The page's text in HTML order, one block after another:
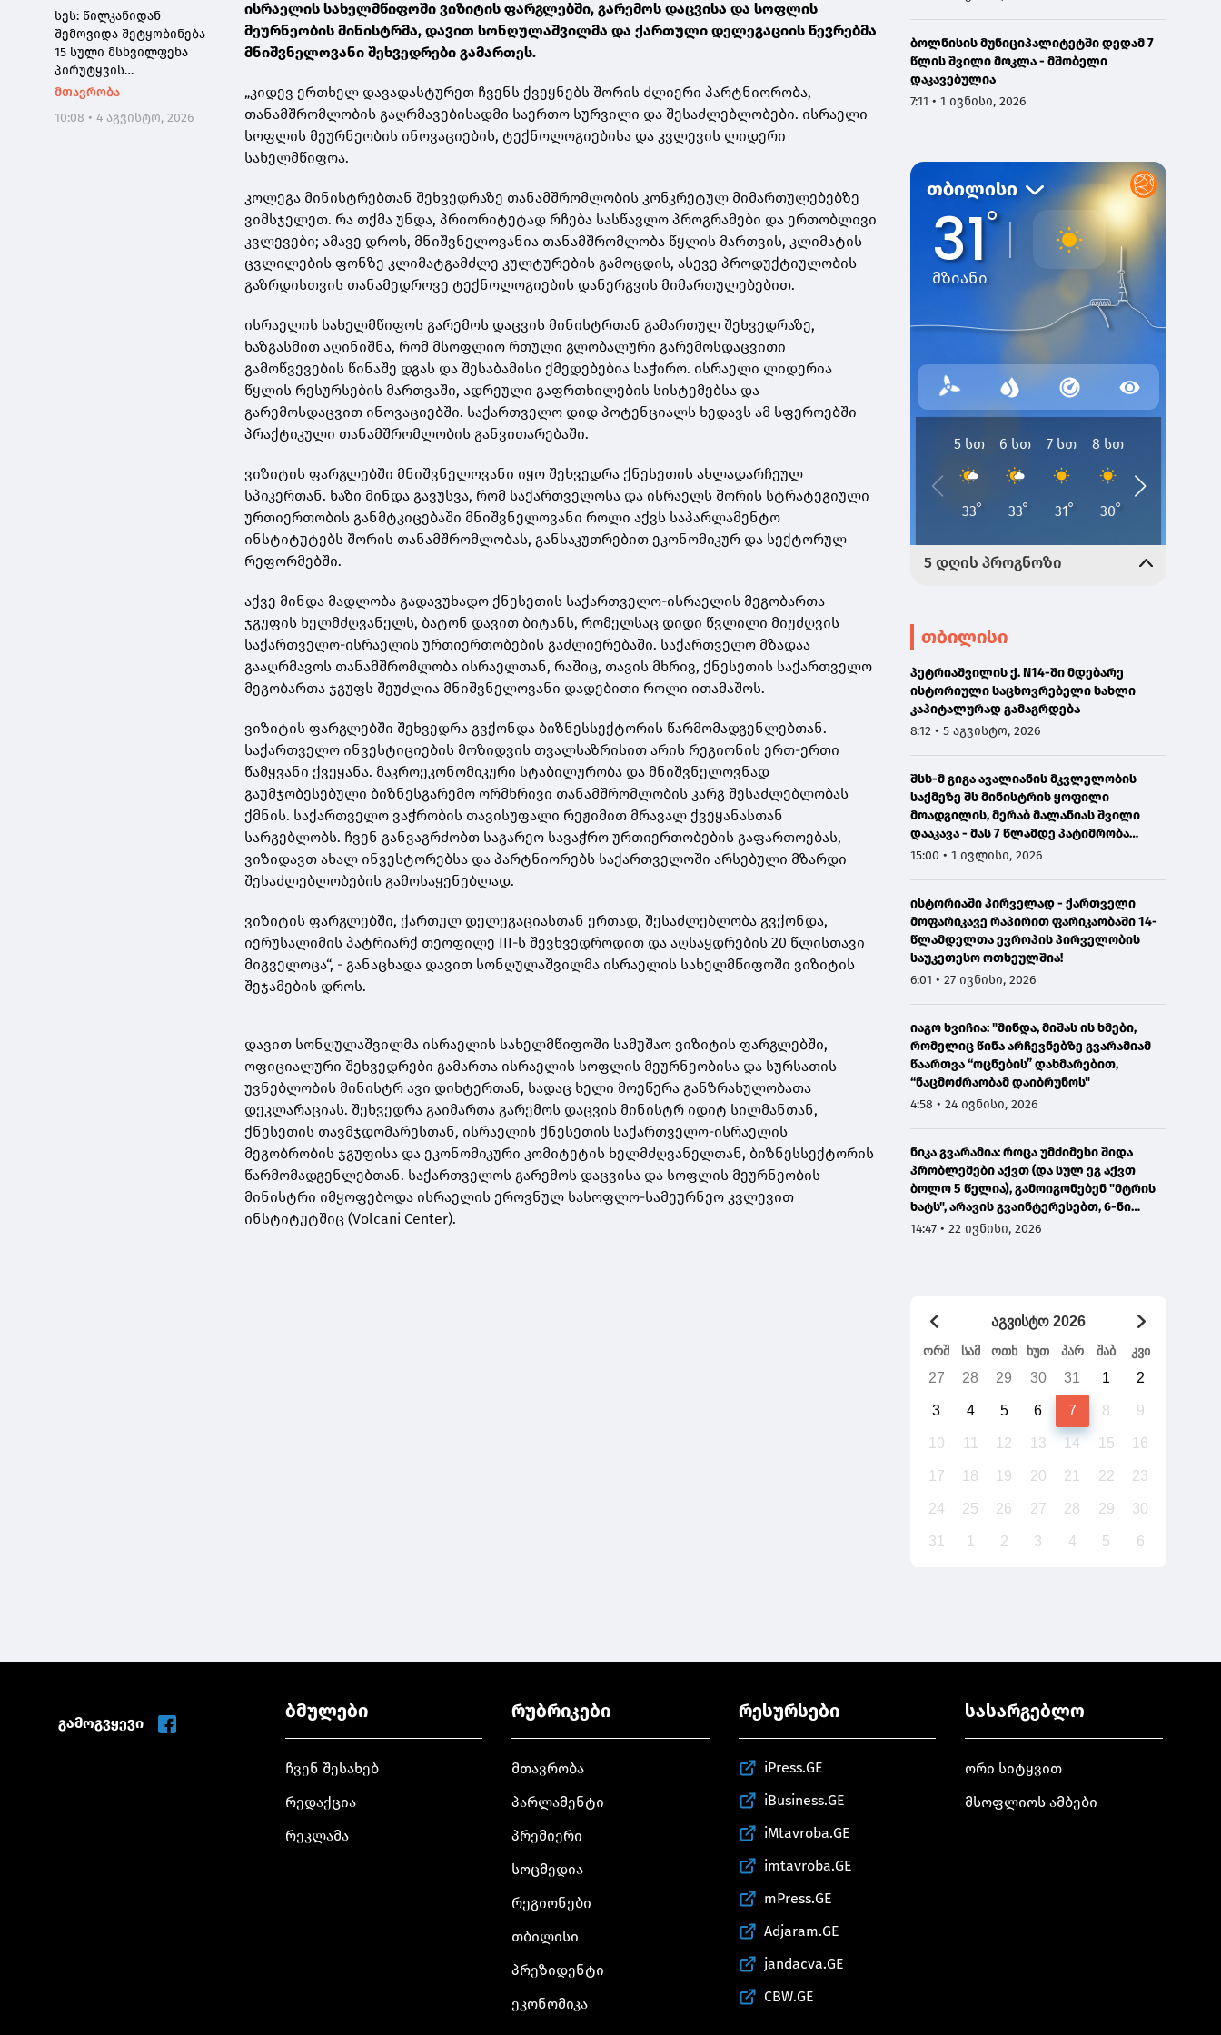
სეს: წილკანიდან
შემოვიდა შეტყობინება
15 სული მსხვილფეხა
პირუტყვის
ინტოქსიკაციის შესახებ -
ჯანმრთელობისთვის
მთავრობა
10:08 • 4 აგვისტო, 2026
ისრაელის სახელმწიფოში ვიზიტის ფარგლებში, გარემოს დაცვისა და სოფლის
მეურნეობის მინისტრმა, დავით სონღულაშვილმა და ქართული დელეგაციის წევრებმა
მნიშვნელოვანი შეხვედრები გამართეს.
„კიდევ ერთხელ დავადასტურეთ ჩვენს ქვეყნებს შორის ძლიერი პარტნიორობა,
თანამშრომლობის გაღრმავებისადმი საერთო სურვილი და შესაძლებლობები. ისრაელი
სოფლის მეურნეობის ინოვაციების, ტექნოლოგიებისა და კვლევის ლიდერი
სახელმწიფოა.
კოლეგა მინისტრებთან შეხვედრაზე თანამშრომლობის კონკრეტულ მიმართულებებზე
ვიმსჯელეთ. რა თქმა უნდა, პრიორიტეტად რჩება სასწავლო პროგრამები და ერთობლივი
კვლევები; ამავე დროს, მნიშვნელოვანია თანამშრომლობა წყლის მართვის, კლიმატის
ცვლილების ფონზე კლიმატგამძლე კულტურების გამოცდის, ასევე პროდუქტიულობის
გაზრდისთვის თანამედროვე ტექნოლოგიების დანერგვის მიმართულებებით.
ისრაელის სახელმწიფოს გარემოს დაცვის მინისტრთან გამართულ შეხვედრაზე,
ხაზგასმით აღინიშნა, რომ მსოფლიო რთული გლობალური გარემოსდაცვითი
გამოწვევების წინაშე დგას და შესაბამისი ქმედებებია საჭირო. ისრაელი ლიდერია
წყლის რესურსების მართვაში, ადრეული გაფრთხილების სისტემებსა და
გარემოსდაცვით ინოვაციებში. საქართველო დიდ პოტენციალს ხედავს ამ სფეროებში
პრაქტიკული თანამშრომლობის განვითარებაში.
ვიზიტის ფარგლებში მნიშვნელოვანი იყო შეხვედრა ქნესეთის ახლადარჩეულ
სპიკერთან. ხაზი მინდა გავუსვა, რომ საქართველოსა და ისრაელს შორის სტრატეგიული
ურთიერთობის განმტკიცებაში მნიშვნელოვანი როლი აქვს საპარლამენტო
ინსტიტუტებს შორის თანამშრომლობას, განსაკუთრებით ეკონომიკურ და სექტორულ
რეფორმებში.
აქვე მინდა მადლობა გადავუხადო ქნესეთის საქართველო-ისრაელის მეგობართა
ჯგუფის ხელმძღვანელს, ბატონ დავით ბიტანს, რომელსაც დიდი წვლილი მიუძღვის
საქართველო-ისრაელის ურთიერთობების გაძლიერებაში. საქართველო მზადაა
გააღრმავოს თანამშრომლობა ისრაელთან, რაშიც, თავის მხრივ, ქნესეთის საქართველო
მეგობართა ჯგუფს შეუძლია მნიშვნელოვანი დადებითი როლი ითამაშოს.
ვიზიტის ფარგლებში შეხვედრა გვქონდა ბიზნესსექტორის წარმომადგენლებთან.
საქართველო ინვესტიციების მოზიდვის თვალსაზრისით არის რეგიონის ერთ-ერთი
წამყვანი ქვეყანა. მაკროეკონომიკური სტაბილურობა და მნიშვნელოვნად
გაუმჯობესებული ბიზნესგარემო ორმხრივი თანამშრომლობის კარგ შესაძლებლობას
ქმნის. საქართველო ვაჭრობის თავისუფალი რეჟიმით მრავალ ქვეყანასთან
სარგებლობს. ჩვენ განვაგრძობთ საგარეო სავაჭრო ურთიერთობების გაფართოებას,
ვიზიდავთ ახალ ინვესტორებსა და პარტნიორებს საქართველოში არსებული მზარდი
შესაძლებლობების გამოსაყენებლად.
ვიზიტის ფარგლებში, ქართულ დელეგაციასთან ერთად, შესაძლებლობა გვქონდა,
იერუსალიმის პატრიარქ თეოფილე III-ს შევხვედროდით და აღსაყდრების 20 წლისთავი
მიგველოცა“, - განაცხადა დავით სონღულაშვილმა ისრაელის სახელმწიფოში ვიზიტის
შეჯამების დროს.
დავით სონღულაშვილმა ისრაელის სახელმწიფოში სამუშაო ვიზიტის ფარგლებში,
ოფიციალური შეხვედრები გამართა ისრაელის სოფლის მეურნეობისა და სურსათის
უვნებლობის მინისტრ ავი დიხტერთან, სადაც ხელი მოეწერა განზრახულობათა
დეკლარაციას. შეხვედრა გაიმართა გარემოს დაცვის მინისტრ იდიტ სილმანთან,
ქნესეთის თავმჯდომარესთან, ისრაელის ქნესეთის საქართველო-ისრაელის
მეგობრობის ჯგუფისა და ეკონომიკური კომიტეტის ხელმძღვანელთან, ბიზნესსექტორის
წარმომადგენლებთან. საქართველოს გარემოს დაცვისა და სოფლის მეურნეობის
მინისტრი იმყოფებოდა ისრაელის ეროვნულ სასოფლო-სამეურნეო კვლევით
ინსტიტუტშიც (Volcani Center).
ბოლნისის მუნიციპალიტეტში დედამ 7
წლის შვილი მოკლა - მშობელი
დაკავებულია
7:11 • 1 ივნისი, 2026
თბილისი
პეტრიაშვილის ქ. N14-ში მდებარე
ისტორიული საცხოვრებელი სახლი
კაპიტალურად გამაგრდება
8:12 • 5 აგვისტო, 2026
შსს-მ გიგა ავალიანის მკვლელობის
საქმეზე შს მინისტრის ყოფილი
მოადგილის, მერაბ მალანიას შვილი
დააკავა - მას 7 წლამდე პატიმრობა
ემუქრება
15:00 • 1 ივლისი, 2026
ისტორიაში პირველად - ქართველი
მოფარიკავე რაპირით ფარიკაობაში 14-
წლამდელთა ევროპის პირველობის
საუკეთესო ოთხეულშია!
6:01 • 27 ივნისი, 2026
იაგო ხვიჩია: "მინდა, მიშას ის ხმები,
რომელიც წინა არჩევნებზე გვარამიამ
წაართვა “ოცნების” დახმარებით,
“ნაცმოძრაობამ დაიბრუნოს"
4:58 • 24 ივნისი, 2026
ნიკა გვარამია: როცა უმძიმესი შიდა
პრობლემები აქვთ (და სულ ეგ აქვთ
ბოლო 5 წელია), გამოიგონებენ "მტრის
ხატს", არავის გვაინტერესებთ, 6-ნი
ხართ და 7 დაჯგუფება გაქვთ -
14:47 • 22 ივნისი, 2026
აგვისტო 2026
ორშ სამ ოთხ ხუთ პარ შაბ კვი
27 28 29 30 31 1 2
3 4 5 6 7 8 9
10 11 12 13 14 15 16
17 18 19 20 21 22 23
24 25 26 27 28 29 30
31 1 2 3 4 5 6
გამოგვყევი
ბმულები
ჩვენ შესახებ
რედაქცია
რეკლამა
რუბრიკები
მთავრობა
პარლამენტი
პრემიერი
სოცმედია
რეგიონები
თბილისი
პრეზიდენტი
ეკონომიკა
რესურსები
iPress.GE
iBusiness.GE
iMtavroba.GE
imtavroba.GE
mPress.GE
Adjaram.GE
jandacva.GE
CBW.GE
სასარგებლო
ორი სიტყვით
მსოფლიოს ამბები